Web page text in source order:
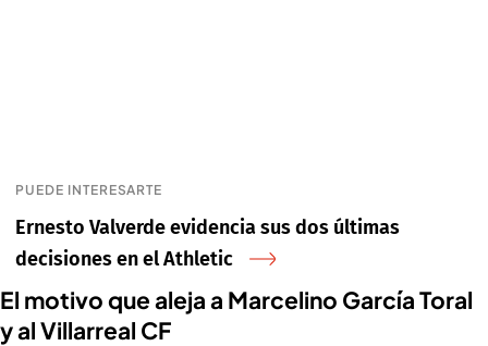
PUEDE INTERESARTE
Ernesto Valverde evidencia sus dos últimas
decisiones en el Athletic
El motivo que aleja a Marcelino García Toral
y al Villarreal CF